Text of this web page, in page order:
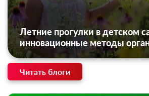
Летние прогулки в детском
инновационные методы
Читать блоги